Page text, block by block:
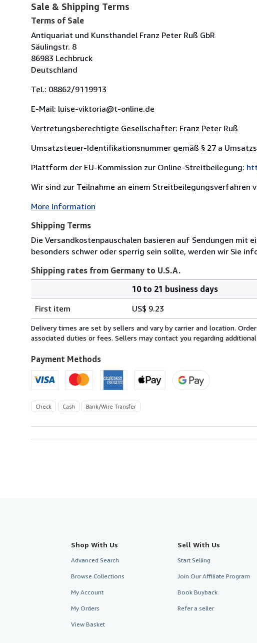
Sale & Shipping Terms
Terms of Sale
Antiquariat und Kunsthandel Franz Peter Ruß GbR
Säulingstr. 8
86983 Lechbruck
Deutschland
Tel.: 08862/9119913
E-Mail: luise-viktoria@t-online.de
Vertretungsberechtigte Gesellschafter: Franz Peter Ruß
Umsatzsteuer-Identifikationsnummer gemäß § 27 a
Plattform der EU-Kommission zur Online-Streitbeilegung:
Wir sind zur Teilnahme an einem
More Information
Shipping Terms
Die Versandkostenpauschalen basieren auf Sendungen mit
besonders schwer oder sperrig sein sollte, werden wir Sie
Shipping rates from Germany to U.S.A.
rates
from
Germany
U.S.A.
10 to 21 business days
First item
US$ 9.23
Delivery times are set by sellers and vary by carrier and location.
associated duties or fees. Sellers may contact you regarding
Payment Methods
Check Cash Bank/Wire Transfer
Shop With Us
Advanced Search
Browse Collections
My Account
My Orders
View Basket
Sell With Us
Start Selling
Join Our Affiliate Program
Book Buyback
Refer a seller